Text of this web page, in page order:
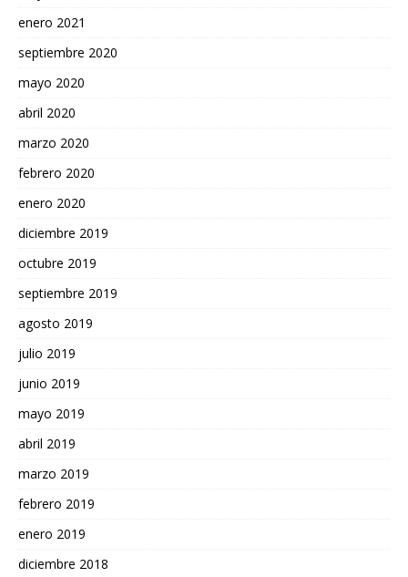
enero 2021
septiembre 2020
mayo 2020
abril 2020
marzo 2020
febrero 2020
enero 2020
diciembre 2019
octubre 2019
septiembre 2019
agosto 2019
julio 2019
junio 2019
mayo 2019
abril 2019
marzo 2019
febrero 2019
enero 2019
diciembre 2018